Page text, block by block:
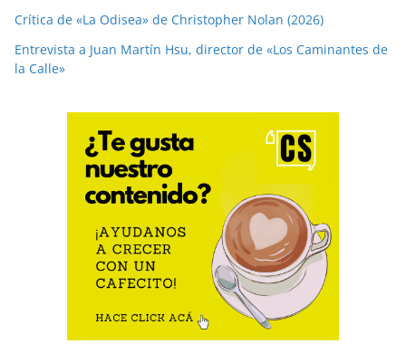
Crítica de «La Odisea» de Christopher Nolan (2026)
Entrevista a Juan Martín Hsu, director de «Los Caminantes de
la Calle»